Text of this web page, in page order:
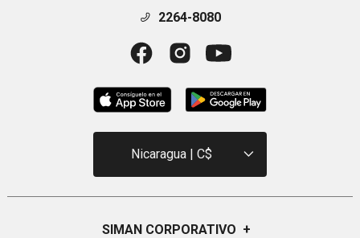
2264-8080
Nicaragua | C$
SIMAN CORPORATIVO +